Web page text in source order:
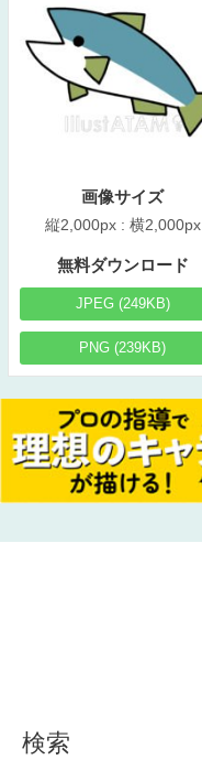
画像サイズ
縦2,000px : 横2,000px
無料ダウンロード
JPEG (249KB)
PNG (239KB)
検索